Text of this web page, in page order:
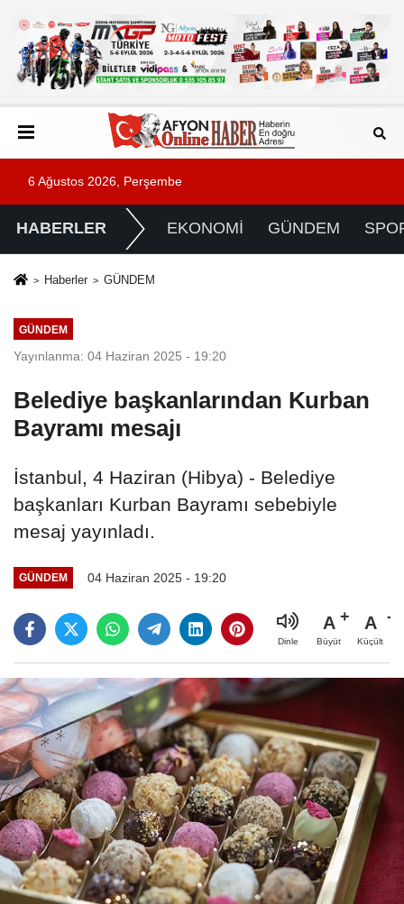
6 Ağustos 2026, Perşembe
HABERLER EKONOMİ GÜNDEM
Haberler GÜNDEM
GÜNDEM
Yayınlanma: 04 Haziran 2025 - 19:20
Belediye başkanlarından Kurban
Bayramı mesajı
İstanbul, 4 Haziran (Hibya) - Belediye
başkanları Kurban Bayramı sebebiyle
mesaj yayınladı.
GÜNDEM 04 Haziran 2025 - 19:20
Dinle
A
Büyüt
A
Küçült